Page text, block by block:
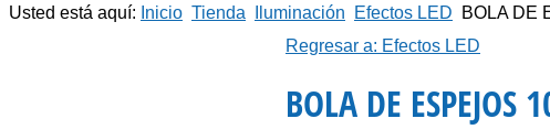
Usted está aquí: Inicio Tienda Iluminación Efectos LED
BOLA DE
Regresar a: Efectos LED
BOLA DE ESPEJOS